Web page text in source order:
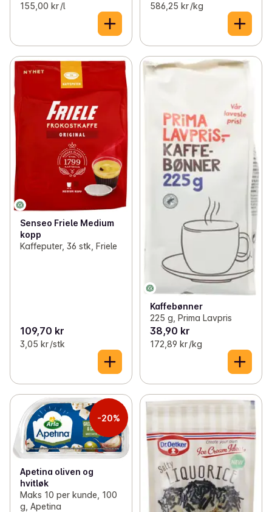
155,00 kr /l 586,25 kr /kg
Senseo Friele Medium
kopp
Kaffeputer, 36 stk, Friele
109,70 kr
3,05 kr /stk
Kaffebønner
225 g, Prima Lavpris
38,90 kr
172,89 kr /kg
-20%
Apetina oliven og
hvitløk
Maks 10 per kunde, 100
g, Apetina